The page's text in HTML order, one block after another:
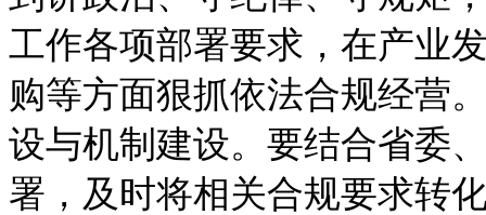
工作各项部署要求，在产业
购等方面狠抓依法合规经营
设与机制建设。要结合省委
署，及时将相关合规要求转